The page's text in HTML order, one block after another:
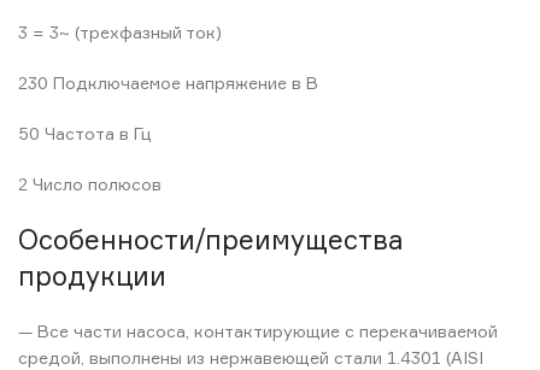
3 = 3~ (трехфазный ток)
230 Подключаемое напряжение в В
50 Частота в Гц
2 Число полюсов
Особенности/преимущества
продукции
— Все части насоса, контактирующие с перекачиваемой
средой, выполнены из нержавеющей стали 1.4301 (AISI